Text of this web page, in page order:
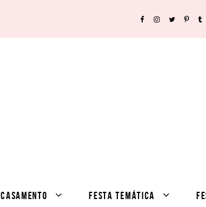
CASAMENTO FESTA TEMÁTICA